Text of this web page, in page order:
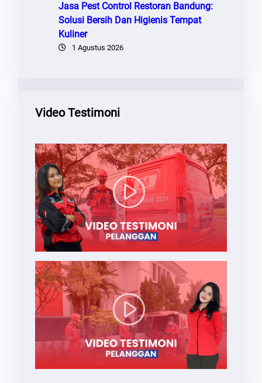
Jasa Pest Control Restoran Bandung:
Solusi Bersih Dan Higienis Tempat
Kuliner
1 Agustus 2026
Video Testimoni